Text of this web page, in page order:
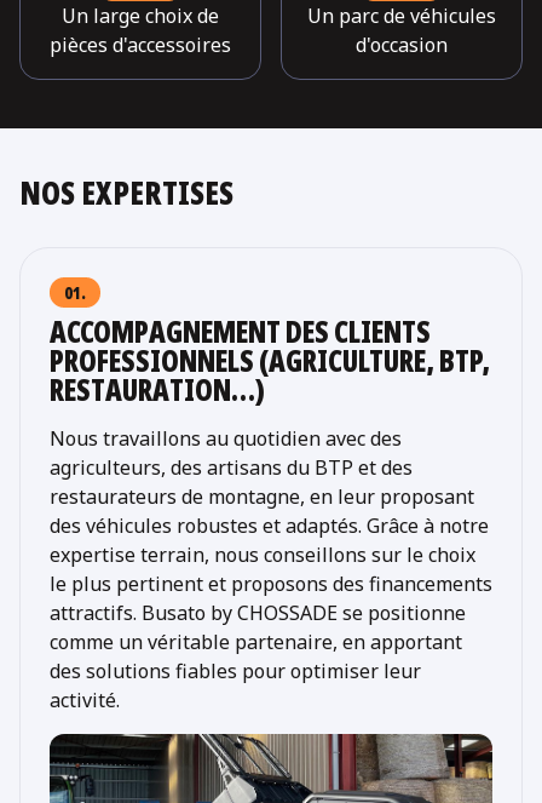
Un large choix de
pièces d'accessoires
Un parc de véhicules
d'occasion
NOS EXPERTISES
01.
ACCOMPAGNEMENT DES CLIENTS
PROFESSIONNELS (AGRICULTURE, BTP,
RESTAURATION…)
Nous travaillons au quotidien avec des
agriculteurs, des artisans du BTP et des
restaurateurs de montagne, en leur proposant
des véhicules robustes et adaptés. Grâce à notre
expertise terrain, nous conseillons sur le choix
le plus pertinent et proposons des financements
attractifs. Busato by CHOSSADE se positionne
comme un véritable partenaire, en apportant
des solutions fiables pour optimiser leur
activité.